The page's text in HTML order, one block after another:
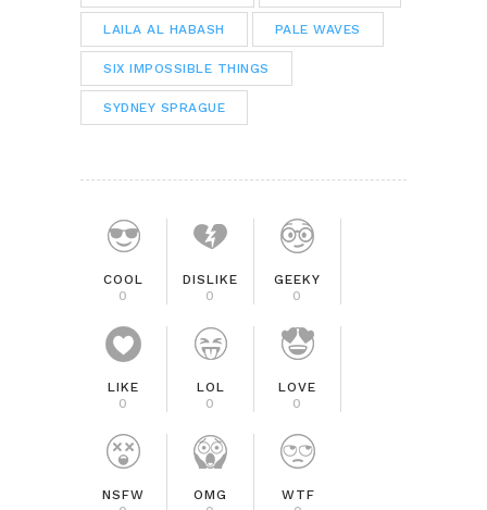
LAILA AL HABASH PALE WAVES
SIX IMPOSSIBLE THINGS
SYDNEY SPRAGUE
COOL
0
DISLIKE
0
GEEKY
0
LIKE
0
LOL
0
LOVE
0
NSFW
OMG
WTF